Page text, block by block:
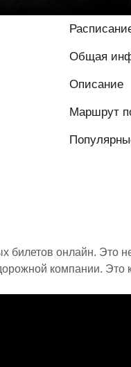
Общая
Описание
Маршрут
онлайн. Это
компании.